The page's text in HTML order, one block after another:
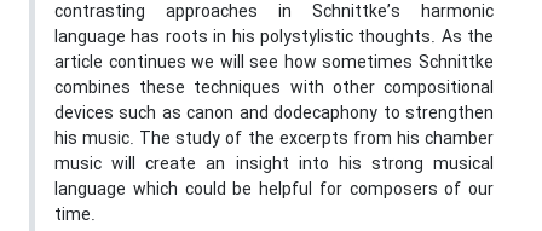
contrasting approaches in Schnittke’s harmonic
language has roots in his polystylistic thoughts. As the
article continues we will see how sometimes Schnittke
combines these techniques with other compositional
devices such as canon and dodecaphony to strengthen
his music. The study of the excerpts from his chamber
music will create an insight into his strong musical
language which could be helpful for composers of our
time.